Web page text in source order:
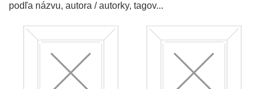
podľa názvu, autora / autorky, tagov...